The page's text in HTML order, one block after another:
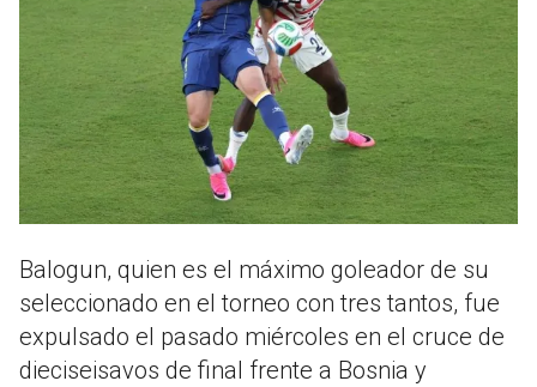
Balogun, quien es el máximo goleador de su
seleccionado en el torneo con tres tantos, fue
expulsado el pasado miércoles en el cruce de
dieciseisavos de final frente a Bosnia y